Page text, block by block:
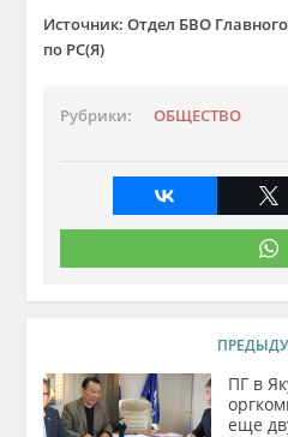
Источник: Отдел БВО
по РС(Я)
Рубрики: ОБЩЕСТВО
ПГ в
еще